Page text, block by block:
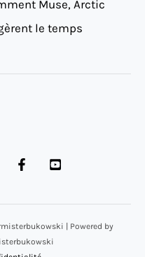
Muse, Arctic
le temps
| Powered by